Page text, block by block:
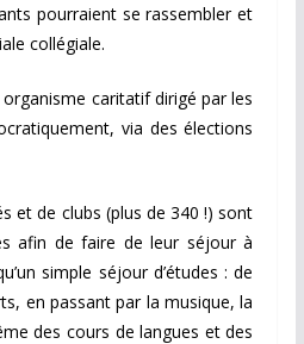
pourraient se rassembler et
collégiale.
organisme caritatif dirigé par les
via des élections
et de clubs (plus de 340 !) sont
afin de faire de leur séjour à
simple séjour d’études : de
en passant par la musique, la
des cours de langues et des